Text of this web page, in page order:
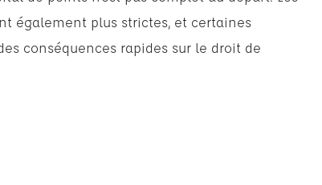
également plus strictes, et certaines
conséquences rapides sur le droit de